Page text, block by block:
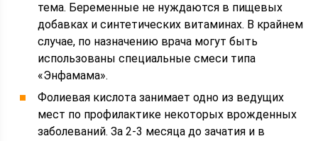
тема. Беременные не нуждаются в пищевых
добавках и синтетических витаминах. В крайнем
случае, по назначению врача могут быть
использованы специальные смеси типа
«Энфамама».
Фолиевая кислота занимает одно из ведущих
мест по профилактике некоторых врожденных
заболеваний. За 2-3 месяца до зачатия и в